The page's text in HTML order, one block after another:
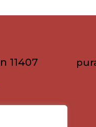
11407